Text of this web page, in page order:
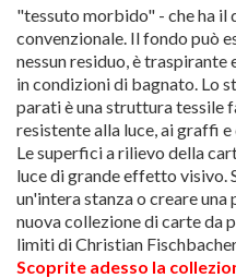
"tessuto morbido" - che ha il
convenzionale. Il fondo può
nessun residuo, è traspirante
in condizioni di bagnato. Lo
parati è una struttura tessile
resistente alla luce, ai graffi
Le superfici a rilievo della
luce di grande effetto visivo.
un'intera stanza o creare
nuova collezione di carte da
limiti di Christian
Scoprite adesso la